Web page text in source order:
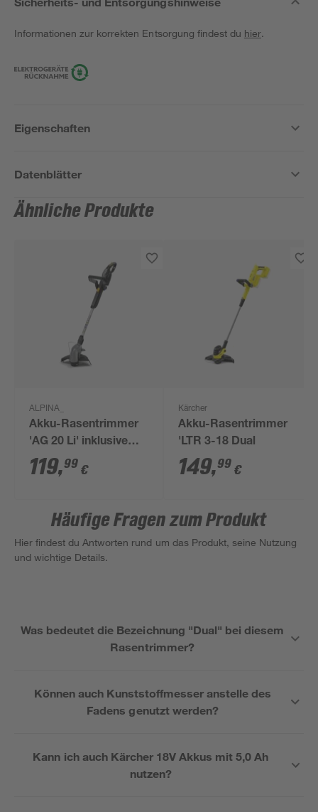
Informationen zur korrekten Entsorgung findest du hier.
Eigenschaften
Datenblätter
Ähnliche Produkte
ALPINA_
Akku-Rasentrimmer
'AG 20 Li' inklusive
Akku und Ladegerät
119,99 €
Kärcher
Akku-Rasentrimmer
'LTR 3-18 Dual
149,99 €
Häufige Fragen zum Produkt
Hier findest du Antworten rund um das Produkt, seine Nutzung
und wichtige Details.
Was bedeutet die Bezeichnung "Dual" bei diesem
Rasentrimmer?
Können auch Kunststoffmesser anstelle des
Fadens genutzt werden?
Kann ich auch Kärcher 18V Akkus mit 5,0 Ah
nutzen?